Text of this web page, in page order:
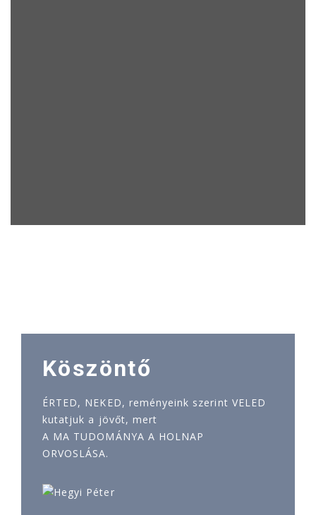
Köszöntő
ÉRTED, NEKED, reményeink szerint VELED
kutatjuk a jövőt, mert
A MA TUDOMÁNYA A HOLNAP
ORVOSLÁSA.